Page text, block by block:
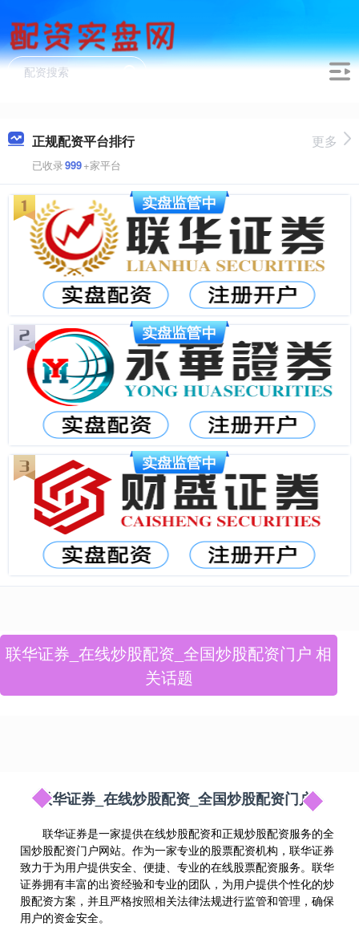
正规配资平台排行
已收录999+家平台
更多
联华证券_在线炒股配资_全国炒股配资门户 相
关话题
联华证券_在线炒股配资_全国炒股配资门户
联华证券是一家提供在线炒股配资和正规炒股配资服务的全
国炒股配资门户网站。作为一家专业的股票配资机构，联华证券
致力于为用户提供安全、便捷、专业的在线股票配资服务。联华
证券拥有丰富的出资经验和专业的团队，为用户提供个性化的炒
股配资方案，并且严格按照相关法律法规进行监管和管理，确保
用户的资金安全。